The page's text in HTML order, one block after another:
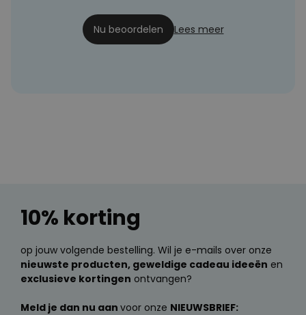
Nu beoordelen Lees meer
10% korting
op jouw volgende bestelling. Wil je e-mails over onze
nieuwste producten, geweldige cadeau ideeën en
exclusieve kortingen ontvangen?
Meld je dan nu aan voor onze NIEUWSBRIEF: